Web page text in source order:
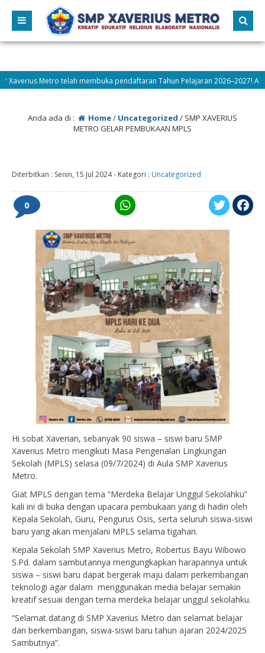
Metro telah membuka pendaftaran Tahun Pelajaran 2026–2027! Ayo
Anda ada di : Home/ Uncategorized / SMP XAVERIUS
METRO GELAR PEMBUKAAN MPLS
Diterbitkan : Senin, 15 Jul 2024- Kategori : Uncategorized
0
Hi sobat Xaverian, sebanyak 90 siswa – siswi baru SMP
Xaverius Metro mengikuti Masa Pengenalan Lingkungan
Sekolah (MPLS) selasa (09/7/2024) di Aula SMP Xaverius
Metro.
Giat MPLS dengan tema “Merdeka Belajar Unggul Sekolahku”
kali ini di buka dengan upacara pembukaan yang di hadiri oleh
Kepala Sekolah, Guru, Pengurus Osis, serta seluruh siswa-siswi
baru yang akan menjalani MPLS selama tigahari.
Kepala Sekolah SMP Xaverius Metro, Robertus Bayu Wibowo
S.Pd. dalam sambutannya mengungkapkan harapannya untuk
siswa – siswi baru dapat bergerak maju dalam perkembangan
teknologi agar dalam menggunakan media belajar semakin
kreatif sesuai dengan tema merdeka belajar unggul sekolahku.
“Selamat datang di SMP Xaverius Metro dan selamat belajar
dan berkembangan, siswa-siswi baru tahun ajaran 2024/2025
Sambutnya”.